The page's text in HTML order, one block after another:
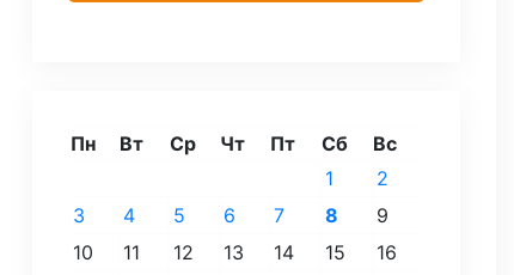
Пн Вт Ср Чт Пт Сб Вс
1
2
3
4 5 6 7 8
9
10
11 12 13 14 15
16